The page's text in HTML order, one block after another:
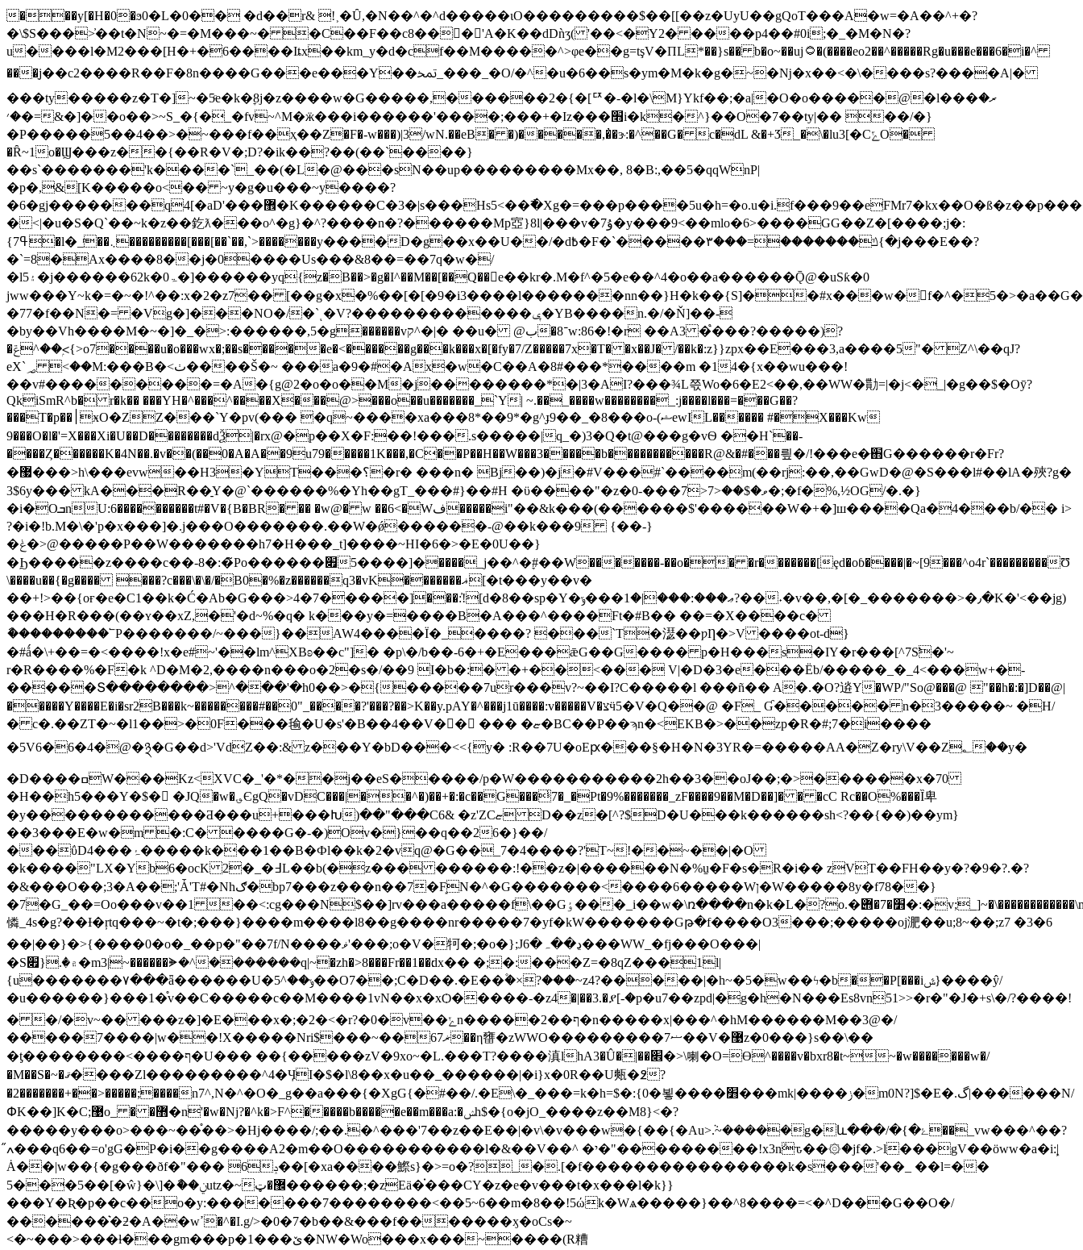
���y[�H�0�ϧ0�L�0�� �d��r& !˲�Ȗ,�N��^�^d�����ιO���������$��[[��z�UyU��gQoT���A�w=�A��^+�?
�\$S���>҆��t�N~�=�M���~� �C��F��c8��󺍇�'A�K��dDǹʒ( '��<�Y2� ����p4��#0i;�_�M�N�?
u����l�M2���[H�+�6����Iȶx��km_y�d�cf��M�����^>φe��g=tşV�ПL*��}s�� b�o~��uj۝�(����eo2��^�����Rg�u���e���6�i�^
���ֵj��c2����R��F�8n����G���e���Y��ﵗ_���_�O/�^�u�6��s�ym�M�k�g�~�ǋ�x��<�\����s?����A|�
���ty�����z�T�]~�5ͨe�k�ׇ8j�z����w�G�����,������2�{�[ꥣ�-�l�\M}Ykf��;�a|�O�o�����@�l���ރ�
�׳�=&�]��o��>~S_�{�_�fv~^M�ӝ���i������'����;���+�Iz���׫i�k�^}��O�7��ty|�� ��/�}
�P�����5��4��>�~���f��ҳ��Z�F�-w���)|3/wN.��eB� �)�����,�̓�ɝ:�^��G� c�dL &�+Ӡ_�\�lu3[�CݻO�
�Ȓ~1o�Ϣ���z��{��R�V�;D?�ik��?��(��`����}
��s`�������'k����`_��(�L�@���sN��up���������Mx��, 8�B:,��5�qqWnP|
�p�,&[K�����o<�� ~y�g�u���~y����?
�6�gj�������q4[�aD'���޾�K������C�3�|s���Hs5<��߯�Xg�=���p����5u�h=�o.u�i.f���9��eFMr7�kx��O�ß�z��p����ׯ����o7��mu������|
�<|�u�S�Q`��~k�z��釳ƛ���o^�g}�^?����n�?������Mp㝞}8l|���v�7ۇ�y���9<��mlo�6>����GG��Z�[����;j�:
{ߟ7�ӏ�_ͬ��܆���������[���[��`��,`>�������y����D�g��x��U��/�d߿�F�`�����ݿ�������=���۳{�j���E��?
�`=8�Ax����8��j�0����Us���&8��=��7q�w�/
�l5۽�j������62k�ۃ0�]������yq{z�B��>�g�I^��M��[��Q��e��kr�.M�f^�5�e��^4�o��a������Ǭ@�uSƙ�0
jww���Y~k�=�~�!^��:x�2�z7�� [��g�x�%��[�[�9�i3����l�������nn��}H�k��{S]��#x���w�
�77�f��N�= �Vg�]���NO�/�`ͺ�V?�������������ݷ�YB����n.�/�Ň]��-
�by��Vh����M�~�]�_�>:������,5�g������vק^�|� ��u� @ب�־8w:86�!�r ��A3 �֩���?�����)?
�ݝ^��<ۭ{˃o7����u�o���wx�;��s�����e�<������g���k���x�[�fy�7/Z�����7x�T� �x��J� /��k�:z}}zpx��E���3,a����5"� Z^\��qJ?
eX`؃ <��M:���B�<ٺ����Š�~ ���a�9�#�Ax�w�C��A�8#���*����m �14�{x��wu���!
��v#���������=�A�{g@2�o�o��M�j��������*�|3�ΑI?���¾L쯗Wo�6�E2<��,��WW�勩=|�j<�_|�g��$�Oӯ?
QkiSmR^b� r�k�� ���YH�^���^����X���@>���o��u�������_`Y| ~.��_����w��������_:j����l���=���G��?
���T�p��׀ӿO�ZZ���`Y�pv(��� �q~����xa���8*��9*�g^ɟ9��_�8���o-(ޝewIL������ #�X���Kw
9���O�l�'=X���Xi�U��D��������dѮ|�rx@�p��X�F:��!���.s�����|q_�)3�Q�t@���g�vѲ ��H`��-
����Ȥ������K�4N��.�v��(��0�A�A��9u79�����1K���,�C��P��H��W���3�����b�����������R@&�#���릪�/!���e�ּ֋G������r�Fr?
�޷���>h\���evw��H3�YT���؟�r� ���n� Bj��)�j�#V���#`����m(��rj:��,��GwD�@�S���l#��lA�殎?g�
3$6y��� kA���R��̠Y�@`������%�Yh��gT_���#}��#H �ϋ����"�z�0-���7>ވ�$��<7�;�f�%,½OG/�.�}
�i�OܒnU:6����������t#�V �{B�BR� �� �w@� w ��6<�Wف�����i"��&k���(������$'������W�+�]ш����Qa�4���b/�� i>
?�i�!b.M�\�'p�x���]�.j���O�������.��W�ǿ������-@��k���9 {��-}
�ݟ�>@�����P��W�������h7�H���_t]����~HI�6�>�E�0U��}
�Ϧ�����z����c��-8�:�̃Po������׏�[����5����_j��^�ׇ#��W�������-��o�� �r�������[ȩd�oɓ����|�~[9���^o4r`���������Ʊ
\����u��{�g���� ���?c���\­�\�/�B0�%�z������q3�vK�������ޣ[�t���y��v�
��+!>��{oғ�e�C1��k�Ć�Ab�G���>4�7�����]���:!̓[d�8��sp�Υ�ޢ���:���|�1���ݹ?��˖�v��,�[�_�������>�٫�K�'<��jg)
���H�R���(��ʏ��xZ,�'�d~%�q� k���y�=����B�A���^����Ft�#B�� ��=�X����c�
ާ���������՟P�������/~���}��AW4����Ï�_����? ���`T�濏��ƿȠ�>V ����ot-d}
�#ǻ�\+��=�<����!x�e#~'��lm^XBʚ��c"]� �p\�/b��-6�+�E���ǣG��G���� p�H���s�IY�r���[^7S̛�'~
r�R����%�F�k ^D�M�2,����n���o�2�s�/��9 I�b�:� �+��<��� V|�D�3�e���Ёb/�����_�_4<���w+�-
�����Տ��������>^���'�h0��>�{�����7ur���v?~��I?C�����l ���ñ�� A�.�O?䢠Y�WP/"So@���@ "��h�:�]D��@|
�����Y����E�i�sr2B���k~��������#��0"_����?'���?��>K��y.pAY�^���j1ū����:v�����V�צӵ5�V�Q��@ �F_ Ɠ����� n�3�����~ �H/
� c�.��ZT�~�l1��>�0F���毺�U�s'�B��4��V�񂕠� ��� �ޏ�BC��P��ϡn�<EKB�>��zp�R�#;7�i����
�5V6�6�4�@�྅�G��d>'VdZ��:& z���Y�bD���<<{y� :R��7U�oEԗ���§�H�N�3YR�=�����AA�Z�ry\V��Z؂��y�
�D����ߛW���Kz<XVC�_'�*��j��eS�����/p�W�����������2h��3��oJ��;�>������x�70
�H��h5���Y�$� �JQ�w�؈ЄgQ�vDC���|��^�)��+�:�c��G���̾7�_�Pt�9%�������_zF����9��M�D��]� � �cC Rc��O%���Ȉ卑
�y������������Ƌ���u+���Խ)��"���C6& �z'ZCޏ D��z�[^?$D�U���k������sh˂?��{��)��ym}
��3���E�w�m �:C� ����G�-�)Ov�}��q��26�}��/
���ΰD4���ۂ�����k���1��B�Фl��k�2�vq@�G��_7�4����?'T~!��~��|�O
�k����"LX�Yb6�ocK 2�_�߃L��b(�z��� ������:!��z�|������N�%u̱�F�s�R�i�� zVƬ��FH��y�?�9�?.�?
�&���O��;3�A��;'Ǡ'T#�Nhګ�bp7���z���n��7�F͙N�^�G�������<����6�����Wן�W�����8y�f78��}
�7�G_��=Oo���v��1 ��<:cg���N$��]rv���a�����f\��Gٶ���_i��w�\ռ����n�k�L�?o.�׻�7�݋�:�v;_]~�\������������\m
憐_4s�g?��Ɨ�ŗtq���~�t� ;���}����m����l8��g����nr�����7�yf�kW�������Gթ�f����O3���;�����oj淝��u;8~��;z7 �3�6
��|��}�>{����0�o�_��p�"��7f/N����ޥ'���;o�V�牱�;�o�};Jڍ��ہ�6���WW_�fj���O���|
�S۾�.{׏�m3|~������ᗙ�^�������q|~�zh�>8���Fr��1��׃dx�� �;�:���Z=�8qZ���1l|
{u�������۷���ǟ������U�ݸ��^5��O7��;C�D��.�E��۫�×?���~z4?�����|�h~�5�w��ϟ�b��P[���iݜ}����ŷ/
�u������}���1�֯v��C�����c��M����1vN��x�xѺ�����-�z4�|��3.�ያ[-�p�u7��zpd|�g�h�N���Es8vn51>>�r�"�J�+s\�/?����!
� �/�v~�� ���z�]�E���x�;�2�<�r?�0�v��ݺn�����ף��2�n�����x|���^�hM������M��3@�/
�����7����|w��!X�����Nri$���~��6ޜ7��η㽫�zWWO���������ޟ7��V�޹z�0���}s��\��
�ƫ��������<����ף�U��� ��{�����zV�9xo~�L.���T?����滇lhA3�Û�|��׎�>\喇�O=Ɵ^����v�bxr8�t~~�w�������w�/
�M��S�~�ޤ����Zl���������^4�ӋI�$�l\8��x�u��_������|�i}x�0R��U㼽�߶?
�2�������+��>�����;����n7^,N�^�O�_g��a���{�XgG{�#��/.�E\�_���=k�h=$�:{0�뵣����׻���mk|����ݫ�m0N?]$�E�.گ|������N/
ՓK��]K�C;޹o_ � �޻�n'�w�Nj?�^k�>F^�����b�����e��m���a:�ݾh$�{o�jO_����z��M8}<�?
�����y���o>���~��֯��>�Hj����/;��.�^���'7��z��E��|�v\�v���w�{��{�Au>ܵ.~�����g�և���/�{�ۓ��_vw���^��?
ߍ̋���q6��=o'gG�P�i��g����A2�m��O�����������l�&��V��^ �י�"���������!x3nܽԏ��۞�jf�.>l���gV��ӧww�a�iܾ:|
Ȧ��|w��{�g���ðf�"��� 6ݚ��[�xa����鰶s}�>=o�?_�.[�f����������������k�s���'��_ ��l=��
5���5��[�ŵ}�\]�ާ��ݧutz�~޼�ټ������;�zEӓ�֗���ϹY�z�e�v���t�x���l�k}}
���Y�Ʀ�p��c��o�y:�������7��������<��5~6��m�8��!5ώk�Wѧ�����}��^8����=<�^D���G��O�/
������͛�ƻ�A��wߴ�^�I.g/>�0�7�b��&���f�������ӽ�oCs�~
<�~���>���ɫ���gm���p�1���ێ�NW�Wo���x���~����(R糟